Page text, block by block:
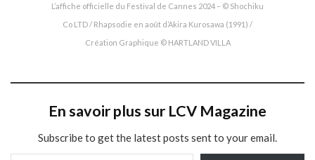
L’affiche officielle du Festival de Cannes 2024 – © Shochiku
Co LTD / Rhapsodie en août d’Akira Kurosawa (1991) /
Création Graphique © HARTLAND VILLA
En savoir plus sur LCV Magazine
Subscribe to get the latest posts sent to your email.
Saisissez votre adresse e-mail…